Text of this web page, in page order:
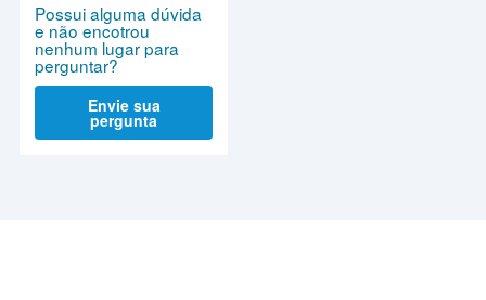
Possui alguma dúvida
e não encotrou
nenhum lugar para
perguntar?
Envie sua
pergunta